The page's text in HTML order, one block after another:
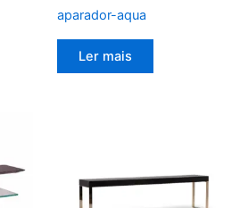
aparador-aqua
Ler mais